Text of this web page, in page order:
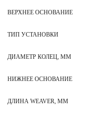
ВЕРХНЕЕ ОСНОВАНИЕ
ТИП УСТАНОВКИ
ДИАМЕТР КОЛЕЦ, ММ
НИЖНЕЕ ОСНОВАНИЕ
ДЛИНА WEAVER, ММ